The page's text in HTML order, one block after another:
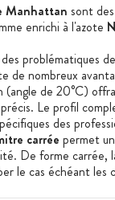
Manhattan sont des
enrichi à l'azote
problématiques
de nombreux
(angle de 20°C)
Le profil
des
carrée permet
De forme carrée,
le cas échéant les